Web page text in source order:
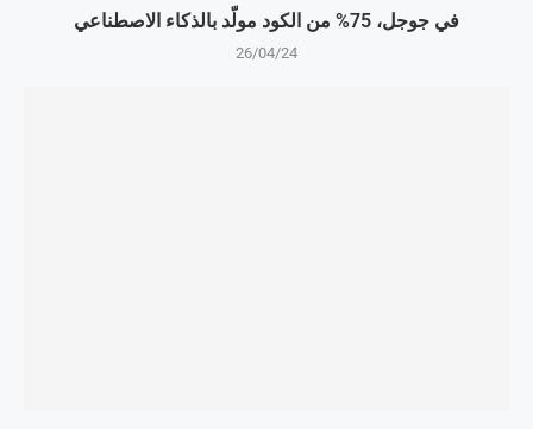
في جوجل، 75% من الكود مولّد بالذكاء الاصطناعي
26/04/24